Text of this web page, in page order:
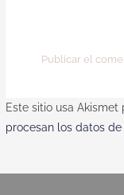
Este sitio usa
procesan los datos